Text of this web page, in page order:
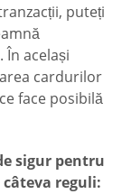
puteți
același
cardurilor
face posibilă
sigur pentru
reguli: